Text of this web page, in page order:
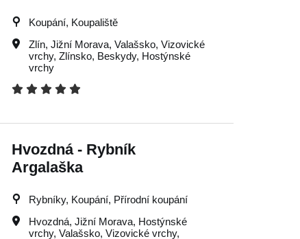
Koupání, Koupaliště
Zlín, Jižní Morava, Valašsko, Vizovické
vrchy, Zlínsko, Beskydy, Hostýnské
vrchy
Hvozdná - Rybník
Argalaška
Rybníky, Koupání, Přírodní koupání
Hvozdná, Jižní Morava, Hostýnské
vrchy, Valašsko, Vizovické vrchy,